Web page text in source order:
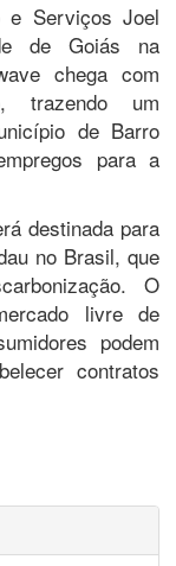
e Serviços Joel
de Goiás na
chega com
trazendo um
de Barro
para a
destinada para
no Brasil, que
O
livre de
podem
contratos